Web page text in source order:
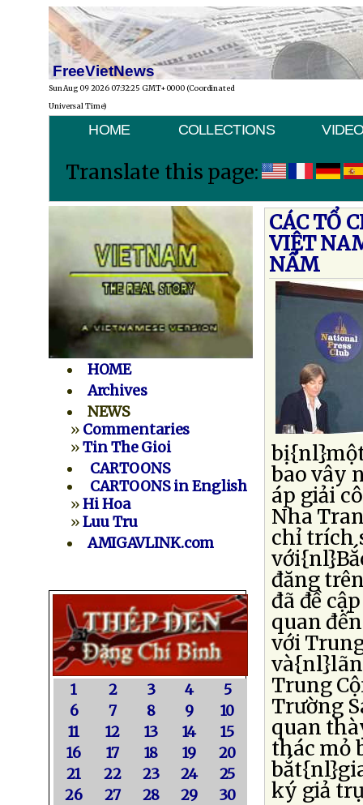
FreeVietNews
Sun Aug 09 2026 07:32:25 GMT+0000 (Coordinated
Universal Time)
HOME COLLECTIONS
Translate this page:
HOME
Archives
NEWS
» Commentaries
»Tin The Gioi
CARTOONS
CARTOONS in English
»Hi Hoa
»Luu Tru
AMIGAVLINK.com
1 2 3 4
5
6
7 8 9
10
11
12 13 14
15
16
17 18 19
20
21
22 23 24
25
26
27 28 29
30
CÁC TỔ
VIỆT
NẤM
bao vây
áp giải
Nha
chỉ trích
đăng
đã đề
quan
với
Trung
Trường
quan
thác mỏ
ký giả